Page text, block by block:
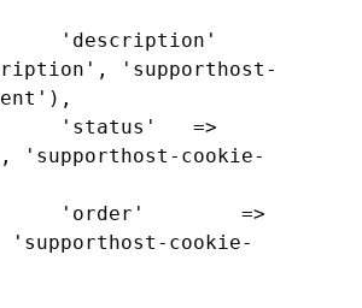
'supporthost-
'supporthost-cookie-
'supporthost-cookie-